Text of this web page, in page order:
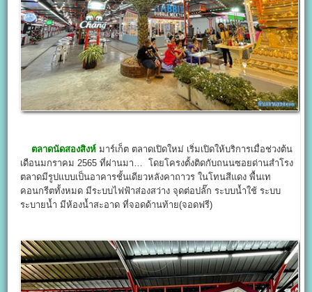
ตลาดนัดสองสิงห์ มาร์เก็ต ตลาดเปิดใหม่ เริ่มเปิดให้บริการเมื่อช่วงต้น
เดือนมกราคม 2565 ที่ผ่านมา… โดยโครงตั้งติดกับถนนซอยด่านสำโรง
ตลาดมีรูปแบบเป็นอาคารชั้นเดียวหลังคาถาวร ในโทนสีแดง พื้นเท
คอนกรีตทั้งหมด มีระบบไฟฟ้าส่องสว่าง จุดต่อปลั๊ก ระบบน้ำใช้ ระบบ
ระบายน้ำ มีห้องน้ำสะอาด ที่จอดด้านท้าย(จอดฟรี)